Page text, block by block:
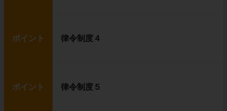
ポイント 律令制度４
ポイント 律令制度５